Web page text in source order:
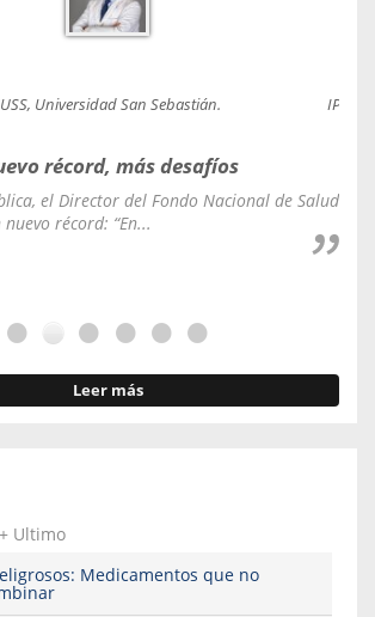
Universidad San Sebastián.
récord, más desafíos
el Director del Fondo Nacional de Salud
récord: “En...
Leer más
+ Ultimo
Medicamentos que no